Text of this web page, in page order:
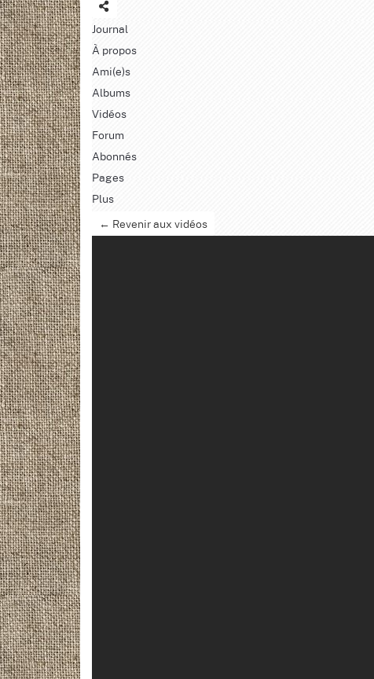
Journal
À propos
Ami(e)s
Albums
Vidéos
Forum
Abonnés
Pages
Plus
← Revenir aux vidéos